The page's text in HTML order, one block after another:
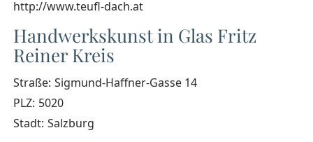
http://www.teufl-dach.at
Handwerkskunst in Glas Fritz
Reiner Kreis
Straße: Sigmund-Haffner-Gasse 14
PLZ: 5020
Stadt: Salzburg